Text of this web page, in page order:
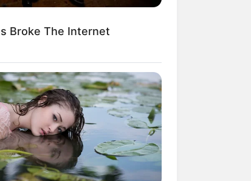
Broke The Internet